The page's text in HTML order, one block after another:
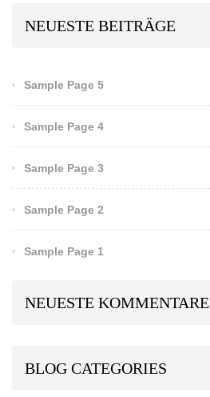
NEUESTE BEITRÄGE
Sample Page 5
Sample Page 4
Sample Page 3
Sample Page 2
Sample Page 1
NEUESTE KOMMENTARE
BLOG CATEGORIES